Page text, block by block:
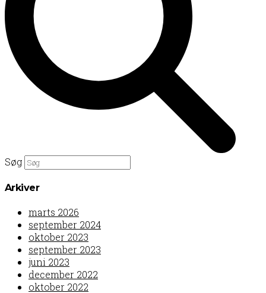
Søg
Arkiver
marts 2026
september 2024
oktober 2023
september 2023
juni 2023
december 2022
oktober 2022